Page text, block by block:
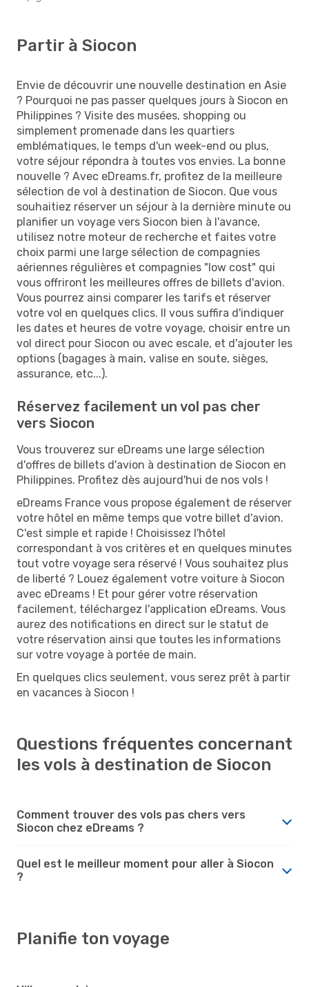
Partir à Siocon
Envie de découvrir une nouvelle destination en Asie
? Pourquoi ne pas passer quelques jours à Siocon en
Philippines ? Visite des musées, shopping ou
simplement promenade dans les quartiers
emblématiques, le temps d'un week-end ou plus,
votre séjour répondra à toutes vos envies. La bonne
nouvelle ? Avec eDreams.fr, profitez de la meilleure
sélection de vol à destination de Siocon. Que vous
souhaitiez réserver un séjour à la dernière minute ou
planifier un voyage vers Siocon bien à l'avance,
utilisez notre moteur de recherche et faites votre
choix parmi une large sélection de compagnies
aériennes régulières et compagnies "low cost" qui
vous offriront les meilleures offres de billets d'avion.
Vous pourrez ainsi comparer les tarifs et réserver
votre vol en quelques clics. Il vous suffira d'indiquer
les dates et heures de votre voyage, choisir entre un
vol direct pour Siocon ou avec escale, et d'ajouter les
options (bagages à main, valise en soute, sièges,
assurance, etc...).
Réservez facilement un vol pas cher
vers Siocon
Vous trouverez sur eDreams une large sélection
d'offres de billets d'avion à destination de Siocon en
Philippines. Profitez dès aujourd'hui de nos vols !
eDreams France vous propose également de réserver
votre hôtel en même temps que votre billet d'avion.
C'est simple et rapide ! Choisissez l'hôtel
correspondant à vos critères et en quelques minutes
tout votre voyage sera réservé ! Vous souhaitez plus
de liberté ? Louez également votre voiture à Siocon
avec eDreams ! Et pour gérer votre réservation
facilement, téléchargez l'application eDreams. Vous
aurez des notifications en direct sur le statut de
votre réservation ainsi que toutes les informations
sur votre voyage à portée de main.
En quelques clics seulement, vous serez prêt à partir
en vacances à Siocon !
Questions fréquentes concernant
les vols à destination de Siocon
Comment trouver des vols pas chers vers
Siocon chez eDreams ?
Quel est le meilleur moment pour aller à Siocon
?
Planifie ton voyage